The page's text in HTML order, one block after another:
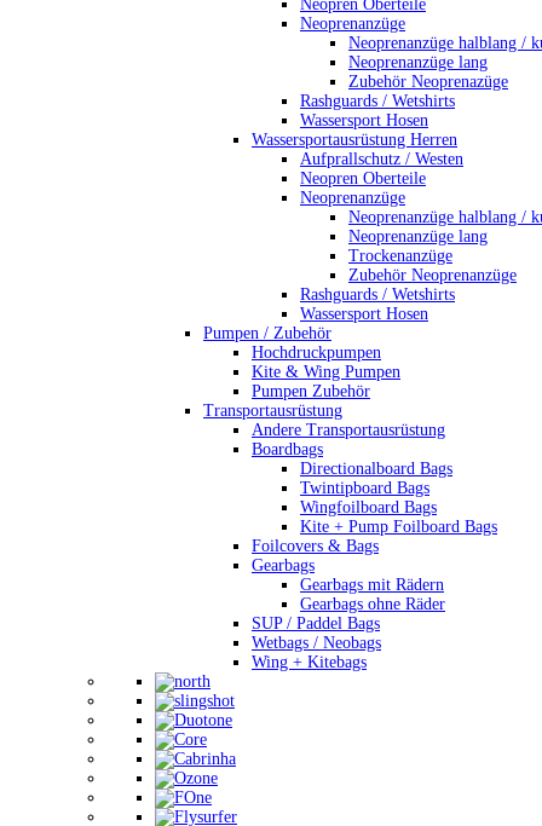
Neopren Oberteile
Neoprenanzüge
Neoprenanzüge halblang /
Neoprenanzüge lang
Zubehör Neoprenazüge
Rashguards / Wetshirts
Wassersport Hosen
Wassersportausrüstung Herren
Aufprallschutz / Westen
Neopren Oberteile
Neoprenanzüge
Neoprenanzüge halblang /
Neoprenanzüge lang
Trockenanzüge
Zubehör Neoprenanzüge
Rashguards / Wetshirts
Wassersport Hosen
Pumpen / Zubehör
Hochdruckpumpen
Kite & Wing Pumpen
Pumpen Zubehör
Transportausrüstung
Andere Transportausrüstung
Boardbags
Directionalboard Bags
Twintipboard Bags
Wingfoilboard Bags
Kite + Pump Foilboard Bags
Foilcovers & Bags
Gearbags
Gearbags mit Rädern
Gearbags ohne Räder
SUP / Paddel Bags
Wetbags / Neobags
Wing + Kitebags